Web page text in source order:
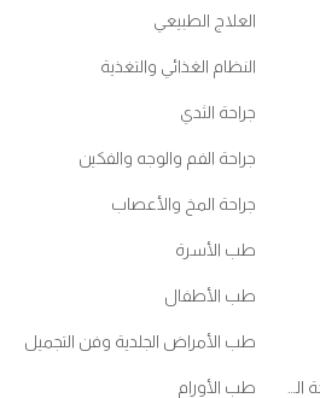
العلاج الطبيعي
النظام الغذائي والتغذية
جراحة الثدي
جراحة الفم والوجه والفكين
جراحة المخ والأعصاب
طب الأسرة
طب الأطفال
طب الأمراض الجلدية وفن التجميل
طب الأورام